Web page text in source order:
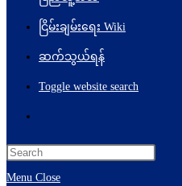
ငြိမ်းချမ်းရေး Wiki
ဆက်သွယ်ရန်
Toggle website search
Menu Close